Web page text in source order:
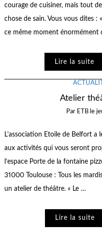
courage de cuisiner, mais tout
chose de sain. Vous vous dites
ce même moment énormément
Lire la suite
Atelier
Par ETB le
L’association Etoile de Belfort
aux activités qui vous seront
l’espace Porte de la fontaine
31000 Toulouse : Tous les
un atelier de théâtre. « Le …
Lire la suite